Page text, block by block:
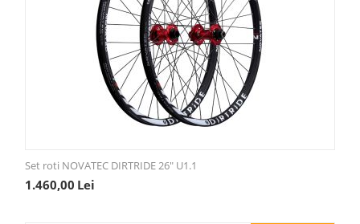
Set roti NOVATEC DIRTRIDE 26" U1.1
1.460,00 Lei